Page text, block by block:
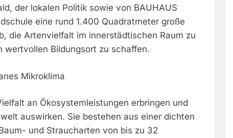
der lokalen Politik sowie von BAUHAUS
eine rund 1.400 Quadratmeter große
die Artenvielfalt im innerstädtischen Raum zu
wertvollen Bildungsort zu schaffen.
Mikroklima
an Ökosystemleistungen erbringen und
auswirken. Sie bestehen aus einer dichten
und Straucharten von bis zu 32